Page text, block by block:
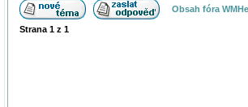
Obsah fóra
Strana 1 z 1